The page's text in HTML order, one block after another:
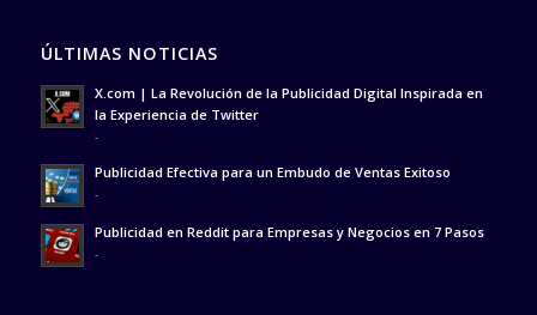
ÚLTIMAS NOTICIAS
X.com | La Revolución de la Publicidad Digital Inspirada en
la Experiencia de Twitter
-
Publicidad Efectiva para un Embudo de Ventas Exitoso
-
Publicidad en Reddit para Empresas y Negocios en 7 Pasos
-